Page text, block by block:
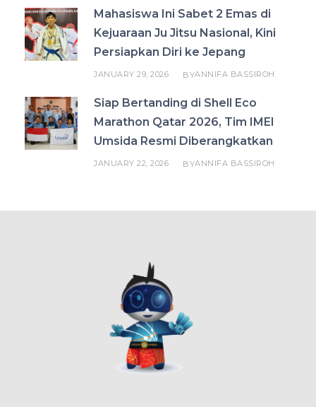
Mahasiswa Ini Sabet 2 Emas di
Kejuaraan Ju Jitsu Nasional, Kini
Persiapkan Diri ke Jepang
JANUARY 29, 2026 BYANNIFA BASSIROH
Siap Bertanding di Shell Eco
Marathon Qatar 2026, Tim IMEI
Umsida Resmi Diberangkatkan
JANUARY 22, 2026 BYANNIFA BASSIROH